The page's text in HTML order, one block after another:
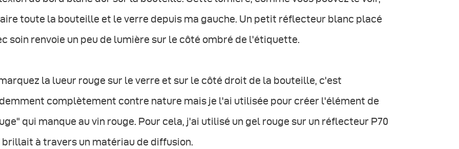
toute la bouteille et le verre depuis ma gauche. Un petit réflecteur blanc placé
soin renvoie un peu de lumière sur le côté ombré de l'étiquette.
la lueur rouge sur le verre et sur le côté droit de la bouteille, c'est
complètement contre nature mais je l'ai utilisée pour créer l'élément de
qui manque au vin rouge. Pour cela, j'ai utilisé un gel rouge sur un réflecteur P70
brillait à travers un matériau de diffusion.